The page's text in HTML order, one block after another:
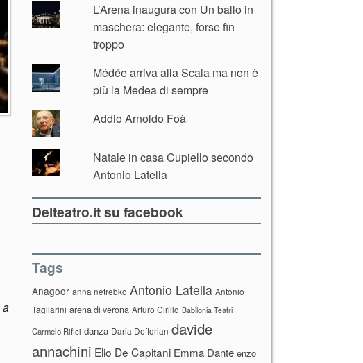
a
L’Arena inaugura con Un ballo in
maschera: elegante, forse fin
troppo
Médée arriva alla Scala ma non è
più la Medea di sempre
Addio Arnoldo Foà
Natale in casa Cupiello secondo
Antonio Latella
Delteatro.it su facebook
Tags
Anagoor anna netrebko Antonio Latella Antonio
Tagliarini arena di verona Arturo Cirillo Babilonia Teatri
Carmelo Rifici danza Daria Deflorian davide
annachini Elio De Capitani Emma Dante enzo